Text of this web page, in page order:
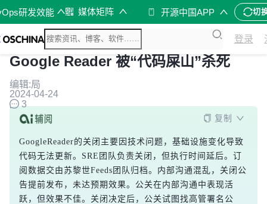
研发效能 媒体矩阵 开源中国APP 切
登录
Google Reader 被“代码屎山”杀死
编辑:局
2024-04-24
3
复制
GoogleReader的关闭主要因技术问题，基础设施变化导致
代码无法更新。SRE团队负责关闭，但执行时间延后。订
阅数据交由苏黎世Feeds团队归档。内部沟通混乱，关闭公
告提前发布，未达预期效果。公关在内部沟通中表现活
跃，但效果不佳。关闭决定后，公关试图找高管署名公